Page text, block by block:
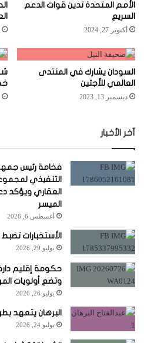
الأمم المتحدة تدين قوات الدعم
السريع
أكتوبر 27, 2024
السودان يشارك في المنتدى
العالمي للأجئين
ديسمبر 13, 2023
آخر الأخبار
فخامة رئيس
التنفيذي
العقاري ويؤكد
الميسر
أغسطس 6, 2026
الأستخبارات
يوليو 29, 2026
حكومة إقليم
وتضع أولويات
يوليو 26, 2026
البرهان يتعهد
يوليو 24, 2026